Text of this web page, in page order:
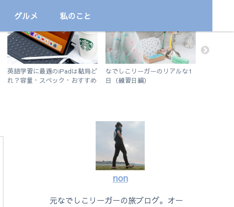
グルメ 私のこと
勉強
英語学習に最適のiPadは結局ど
れ？容量・スペック・おすすめ
なでしこリーガーのリアルな1
日（練習日編）
non
元なでしこリーガーの旅ブログ。オー